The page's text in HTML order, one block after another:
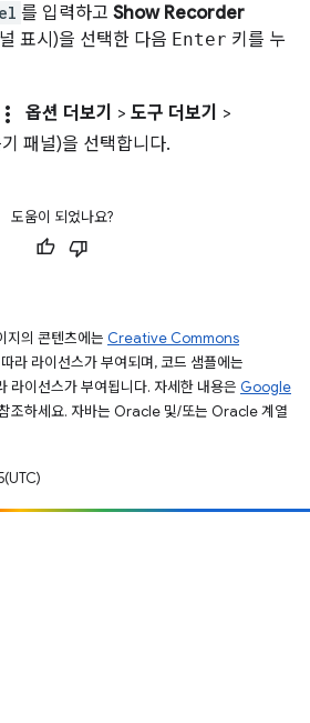
를 입력하고 Show Recorder
표시)을 선택한 다음 Enter 키를 누
more_vert 옵션 더보기 > 도구 더보기 >
패널)을 선택합니다.
도움이 되었나요?
지의 콘텐츠에는 Creative Commons
라 라이선스가 부여되며, 코드 샘플에는
라이선스가 부여됩니다. 자세한 내용은 Google
조하세요. 자바는 Oracle 및/또는 Oracle 계열